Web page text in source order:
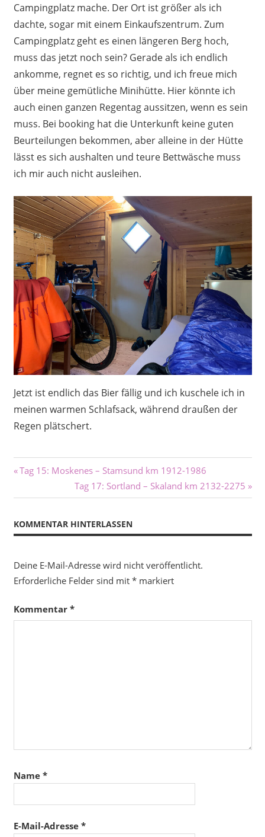
Campingplatz mache. Der Ort ist größer als ich
dachte, sogar mit einem Einkaufszentrum. Zum
Campingplatz geht es einen längeren Berg hoch,
muss das jetzt noch sein? Gerade als ich endlich
ankomme, regnet es so richtig, und ich freue mich
über meine gemütliche Minihütte. Hier könnte ich
auch einen ganzen Regentag aussitzen, wenn es sein
muss. Bei booking hat die Unterkunft keine guten
Beurteilungen bekommen, aber alleine in der Hütte
lässt es sich aushalten und teure Bettwäsche muss
ich mir auch nicht ausleihen.
Jetzt ist endlich das Bier fällig und ich kuschele ich in
meinen warmen Schlafsack, während draußen der
Regen plätschert.
Beitragsnavigation
Vorheriger
Tag 15: Moskenes – Stamsund km 1912-1986
Nächster
Beitrag:
Tag 17: Sortland – Skaland km 2132-2275
KOMMENTAR HINTERLASSEN
Deine E-Mail-Adresse wird nicht veröffentlicht.
Erforderliche Felder sind mit *markiert
Kommentar *
Name *
E-Mail-Adresse *